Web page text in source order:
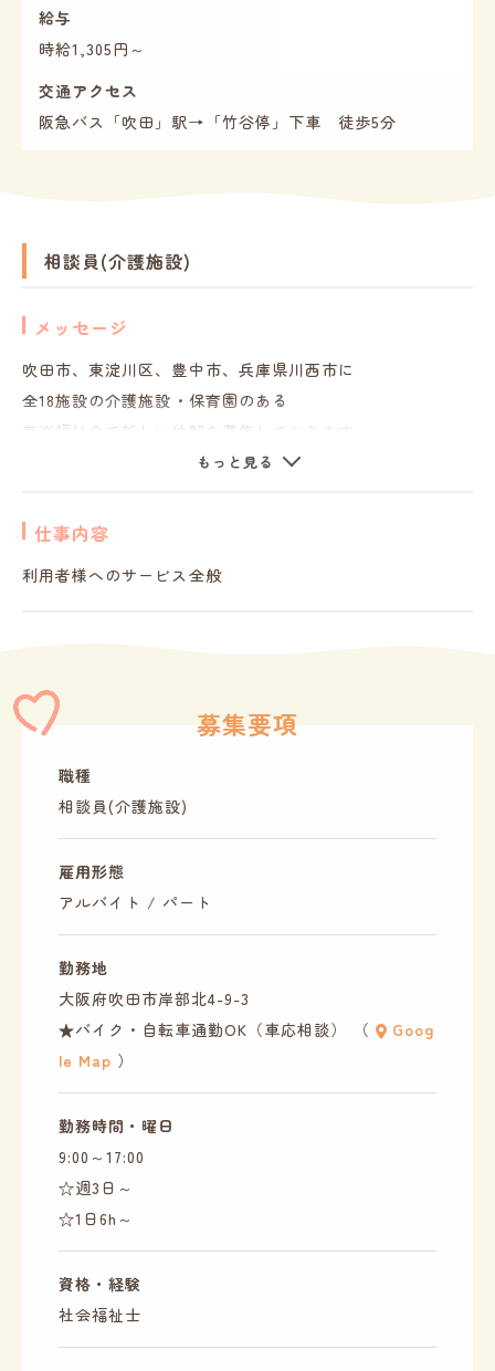
給与
時給1,305円～
交通アクセス
阪急バス「吹田」駅→「竹谷停」下車 徒歩5分
相談員(介護施設)
メッセージ
吹田市、東淀川区、豊中市、兵庫県川西市に
全18施設の介護施設・保育園のある
寿楽福祉会で新しい仲間を募集しております。
20代、30代、40代、50代、60代、70代と
ベテランのスタッフから若手メンバーまで活躍中！
もっと見る
仕事内容
利用者様へのサービス全般
募集要項
職種
相談員(介護施設)
雇用形態
アルバイト / パート
勤務地
大阪府吹田市岸部北4-9-3
★バイク・自転車通勤OK（車応相談） （
Goog
le Map ）
勤務時間・曜日
9:00～17:00
☆週3日～
☆1日6h～
資格・経験
社会福祉士